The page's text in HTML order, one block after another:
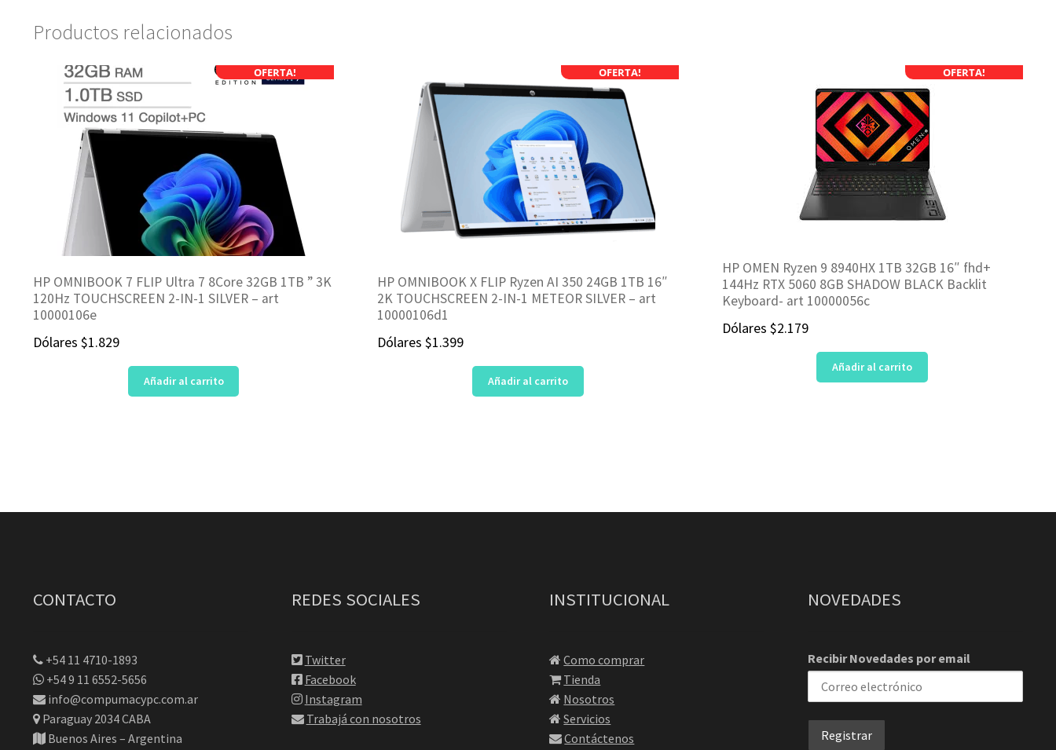
Productos relacionados
OFERTA!
HP OMNIBOOK 7 FLIP Ultra 7 8Core 32GB 1TB ” 3K
120Hz TOUCHSCREEN 2-IN-1 SILVER – art
10000106e
Dólares $1.829
Añadir al carrito
OFERTA!
HP OMNIBOOK X FLIP Ryzen AI 350 24GB 1TB 16″
2K TOUCHSCREEN 2-IN-1 METEOR SILVER – art
10000106d1
Dólares$1.399
Añadir al carrito
OFERTA!
HP OMEN Ryzen 9 8940HX 1TB 32GB 16″ fhd+
144Hz RTX 5060 8GB SHADOW BLACK Backlit
Keyboard- art 10000056c
Dólares $2.179
Añadir al carrito
CONTACTO
+54 11 4710-1893
+54 9 11 6552-5656
info@compumacypc.com.ar
Paraguay 2034 CABA
Buenos Aires – Argentina
REDES SOCIALES
Twitter
Facebook
Instagram
Trabajá con nosotros
INSTITUCIONAL
Como comprar
Tienda
Nosotros
Servicios
Contáctenos
NOVEDADES
Recibir Novedades por email